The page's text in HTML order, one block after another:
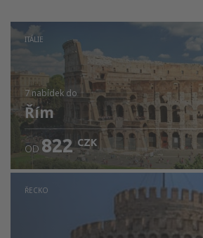
ITÁLIE
7 nabídek do
Řím
OD 822 CZK
ŘECKO